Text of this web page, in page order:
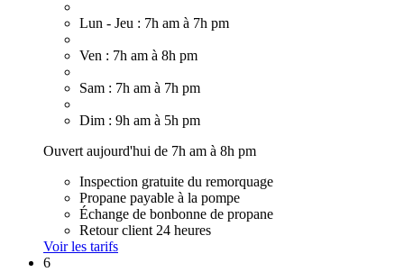
Lun - Jeu : 7h am à 7h pm
Ven : 7h am à 8h pm
Sam : 7h am à 7h pm
Dim : 9h am à 5h pm
Ouvert aujourd'hui de 7h am à 8h pm
Inspection gratuite du remorquage
Propane payable à la pompe
Échange de bonbonne de propane
Retour client 24 heures
Voir les tarifs
6